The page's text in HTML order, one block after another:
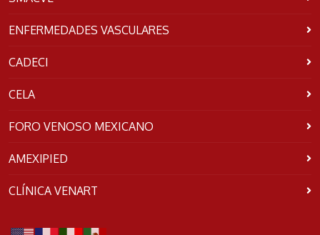
ENFERMEDADES VASCULARES
CADECI
CELA
FORO VENOSO MEXICANO
AMEXIPIED
CLÍNICA VENART